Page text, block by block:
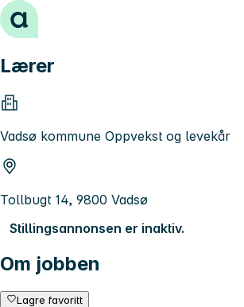
Hopp til innhold
Lærer
Vadsø kommune Oppvekst og levekår
Tollbugt 14, 9800 Vadsø
Stillingsannonsen er inaktiv.
Om jobben
Lagre favoritt